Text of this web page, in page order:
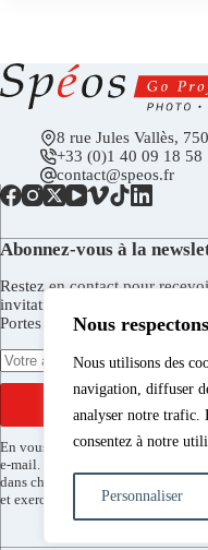
Nous
Nous utilisons des
navigation, diffuser
analyser notre trafic.
consentez à notre
Personnaliser
8 rue Jules Vallès,
+33 (0)1 40 09 18 58
contact@speos.fr
Abonnez-vous à la
Restez en contact pour
invitations aux vernissages de
Portes Ouvertes, et plus encore.
En vous inscrivant vous acceptez
e-mail. Vous pouvez vous
dans chaque envoi. Pour en savoir
et exercer vos droits consultez notre